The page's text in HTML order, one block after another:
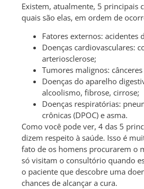
Existem, atualmente, 5 principais
quais são elas, em ordem de
Fatores externos: acidentes
Doenças cardiovasculares:
arteriosclerose;
Tumores malignos:
Doenças do aparelho
alcoolismo, fibrose, cirrose;
Doenças respiratórias:
crônicas (DPOC) e asma.
Como você pode ver, 4 das 5
dizem respeito à saúde. Isso é
fato de os homens procurarem o
só visitam o consultório quando
o paciente que descobre uma
chances de alcançar a cura.